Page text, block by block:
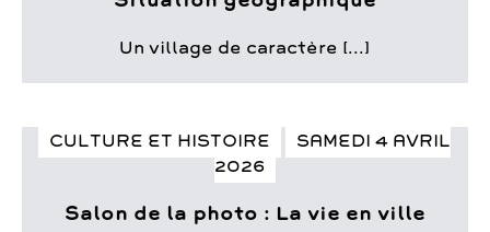
Un village de caractère [...]
CULTURE ET HISTOIRE
SAMEDI 4 AVRIL
2026
Salon de la photo : La vie en ville